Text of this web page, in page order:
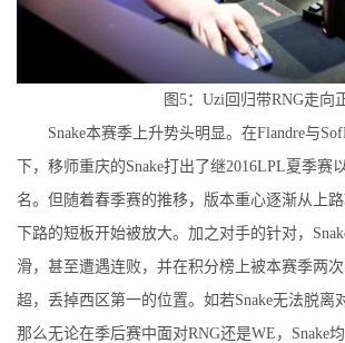
图5：Uzi回归带RNG走向
Snake本赛季上升势头明显。在Flandre与
下，移师重庆的Snake打出了继2016LPL夏季赛
名。但随着春季赛的推移，版本重心逐渐从上
下路的短板开始被放大。加之对手的针对，
滑，甚至遭遇连败，并在积分榜上被本赛季两
超，丢掉西区第一的位置。如若Snake无法脱离
那么无论在季后赛中面对RNG还是WE，Snake